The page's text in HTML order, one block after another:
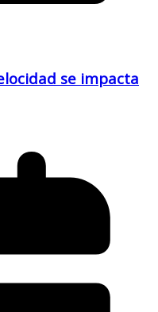
se impacta